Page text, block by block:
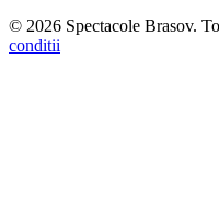
© 2026 Spectacole Brasov.
conditii